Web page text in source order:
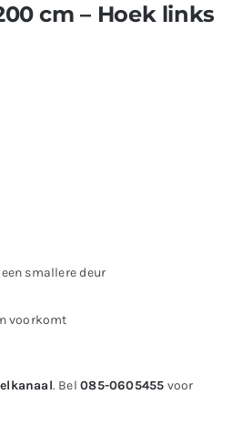
cm – Hoek links
smallere deur
voorkomt
. Bel085-0605455 voor